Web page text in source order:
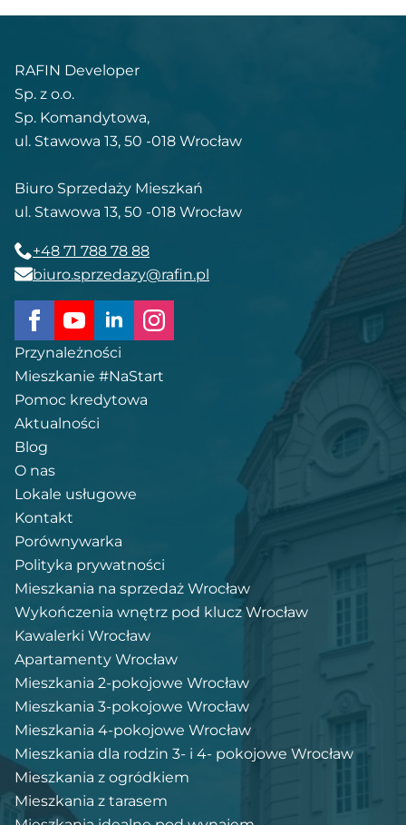
RAFIN Developer
Sp. z o.o.
Sp. Komandytowa,
ul. Stawowa 13, 50 -018 Wrocław
Biuro Sprzedaży Mieszkań
ul. Stawowa 13, 50 -018 Wrocław
+48 71 788 78 88
biuro.sprzedazy@rafin.pl
Przynależności
Mieszkanie #NaStart
Pomoc kredytowa
Aktualności
Blog
O nas
Lokale usługowe
Kontakt
Porównywarka
Polityka prywatności
Mieszkania na sprzedaż Wrocław
Wykończenia wnętrz pod klucz Wrocław
Kawalerki Wrocław
Apartamenty Wrocław
Mieszkania 2-pokojowe Wrocław
Mieszkania 3-pokojowe Wrocław
Mieszkania 4-pokojowe Wrocław
Mieszkania dla rodzin 3- i 4- pokojowe Wrocław
Mieszkania z ogródkiem
Mieszkania z tarasem